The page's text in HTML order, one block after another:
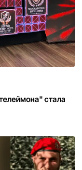
стала